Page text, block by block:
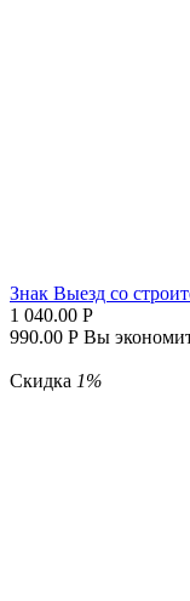
Знак Выезд со
1 040.00 Р
990.00 Р Вы
Скидка 1%